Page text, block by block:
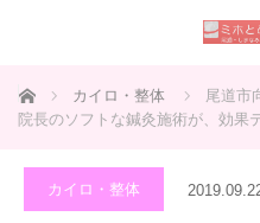
ホーム カイロ・整体
尾道市
院長のソフトな鍼灸施術が、効果
カイロ・整体